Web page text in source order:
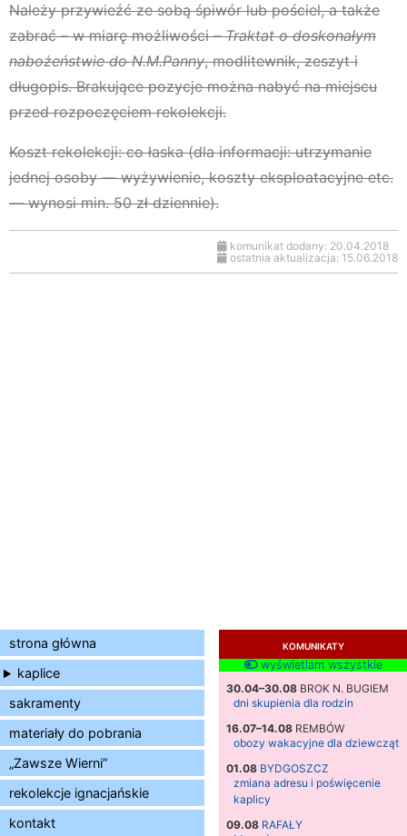
strona główna
kaplice
sakramenty
materiały do pobrania
„Zawsze Wierni”
rekolekcje ignacjańskie
kontakt
KOMUNIKATY
wyświetlam wszystkie
30.04–30.08 BROK N. BUGIEM
dni skupienia dla rodzin
16.07–14.08 REMBÓW
obozy wakacyjne dla dziewcząt
01.08 BYDGOSZCZ
zmiana adresu i poświęcenie
kaplicy
09.08 RAFAŁY
Należy przywieźć ze sobą śpiwór lub pościel, a także
zabrać – w miarę możliwości –Traktat o doskonałym
nabożeństwie do N.M.Panny, modlitewnik, zeszyt i
długopis. Brakujące pozycje można nabyć na miejscu
przed rozpoczęciem rekolekcji.
Koszt rekolekcji: co łaska (dla informacji: utrzymanie
jednej osoby — wyżywienie, koszty eksploatacyjne etc.
— wynosi min. 50 zł dziennie).
komunikat dodany: 20.04.2018
ostatnia aktualizacja: 15.06.2018